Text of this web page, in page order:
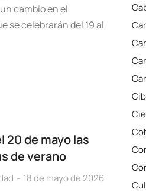
cambio en el
se celebrarán del 19 al
20 de mayo las
de verano
18 de mayo de 2026